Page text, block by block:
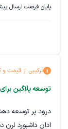
1- به طور کلی
پایین خیلی
2- الان مشکل
میکشه و ما
میخونه با اینکه
3- بخش اضافه
پایان فرصت ارسال
ترکیبی از قیمت
توسعه پلاگین
درود بر توسعه
ادان داشبورد